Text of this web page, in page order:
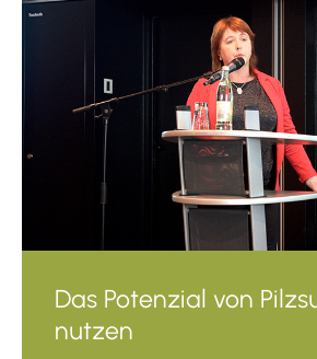
Das Potenzial von
nutzen